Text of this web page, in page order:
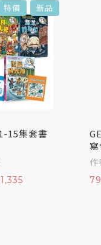
特價 新品
15集套書
作